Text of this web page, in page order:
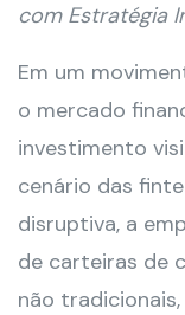
com Estratégia
Em um
o mercado
investimento
cenário das
disruptiva, a
de carteiras de
não